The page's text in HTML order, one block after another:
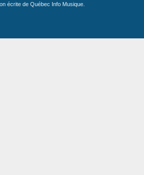
écrite de Québec Info Musique.